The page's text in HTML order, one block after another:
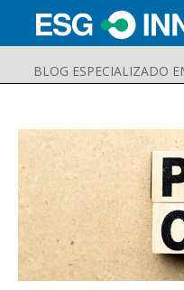
BLOG ESPECIALIZADO